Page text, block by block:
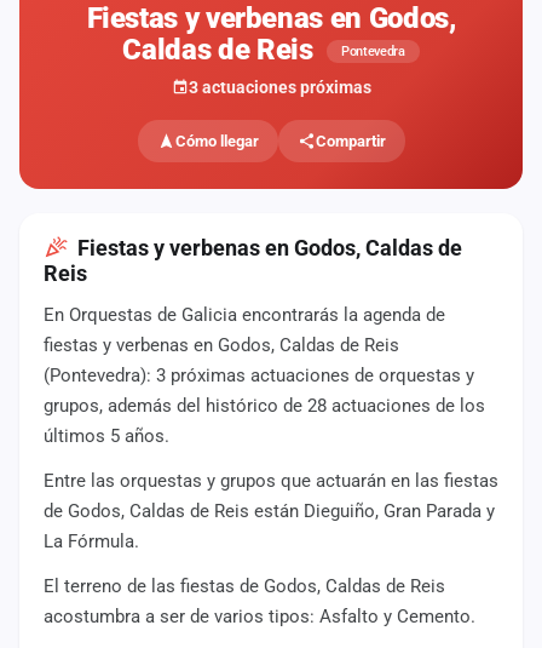
Fiestas y verbenas en Godos,
Caldas de Reis
Pontevedra
3 actuaciones próximas
Cómo llegar Compartir
Fiestas y verbenas en Godos, Caldas de
Reis
En Orquestas de Galicia encontrarás la agenda de
fiestas y verbenas en Godos, Caldas de Reis
(Pontevedra): 3 próximas actuaciones de orquestas y
grupos, además del histórico de 28 actuaciones de los
últimos 5 años.
Entre las orquestas y grupos que actuarán en las fiestas
de Godos, Caldas de Reis están Dieguiño, Gran Parada y
La Fórmula.
El terreno de las fiestas de Godos, Caldas de Reis
acostumbra a ser de varios tipos: Asfalto y Cemento.
Agencias
Rankings
Anuncios
Iniciar
sesión
Crear
cuenta
Contacto